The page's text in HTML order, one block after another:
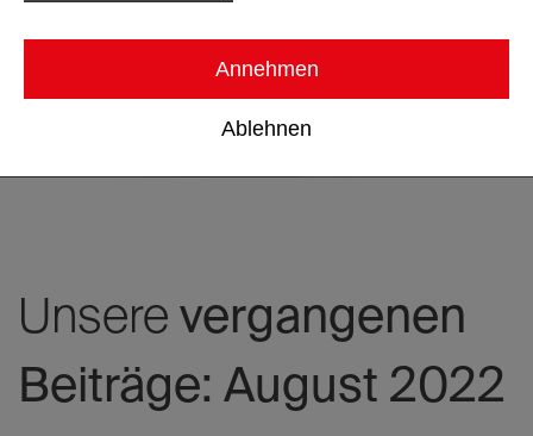
Annehmen
Ablehnen
Unsere vergangenen
Beiträge: August 2022